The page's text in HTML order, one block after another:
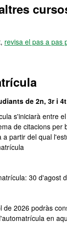
revisa el pas a pas
de 2n, 3r i
s'iniciarà entre
de citacions per
a partir del qual
30 d'agost
de 2026 podràs
en